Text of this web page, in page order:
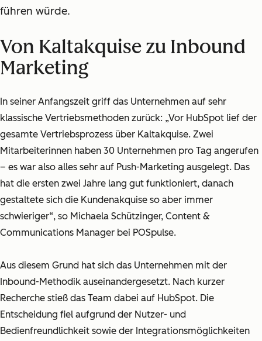
führen würde.
Von Kaltakquise zu Inbound
Marketing
In seiner Anfangszeit griff das Unternehmen auf sehr
klassische Vertriebsmethoden zurück: „Vor HubSpot lief der
gesamte Vertriebsprozess über Kaltakquise. Zwei
Mitarbeiterinnen haben 30 Unternehmen pro Tag angerufen
– es war also alles sehr auf Push-Marketing ausgelegt. Das
hat die ersten zwei Jahre lang gut funktioniert, danach
gestaltete sich die Kundenakquise so aber immer
schwieriger“, so Michaela Schützinger, Content &
Communications Manager bei POSpulse.
Aus diesem Grund hat sich das Unternehmen mit der
Inbound-Methodik auseinandergesetzt. Nach kurzer
Recherche stieß das Team dabei auf HubSpot. Die
Entscheidung fiel aufgrund der Nutzer- und
Bedienfreundlichkeit sowie der Integrationsmöglichkeiten